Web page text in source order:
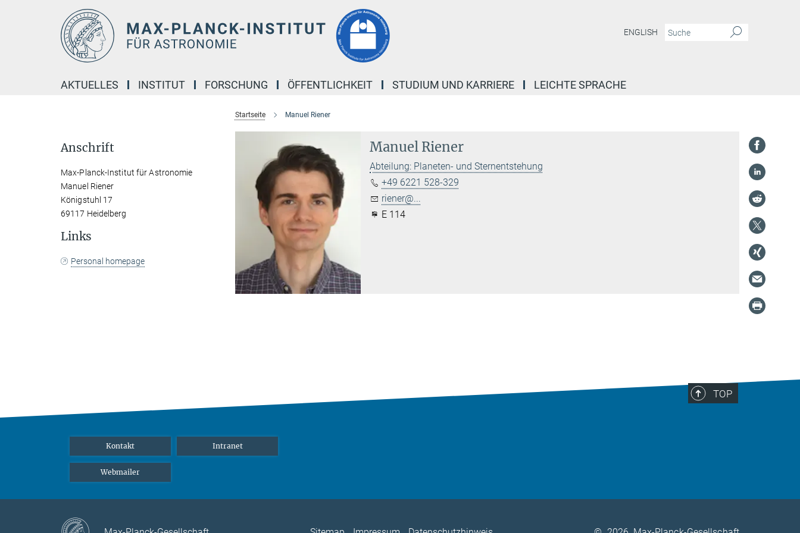
ENGLISH
AKTUELLES INSTITUT FORSCHUNG ÖFFENTLICHKEIT STUDIUM UND KARRIERE LEICHTE SPRACHE
Startseite Manuel Riener
Manuel Riener
Abteilung: Planeten- und Sternentstehung
+49 6221 528-329
riener@...
E 114
Anschrift
Max-Planck-Institut für Astronomie
Manuel Riener
Königstuhl 17
69117 Heidelberg
Links
Personal homepage
TOP
Kontakt Intranet
Webmailer